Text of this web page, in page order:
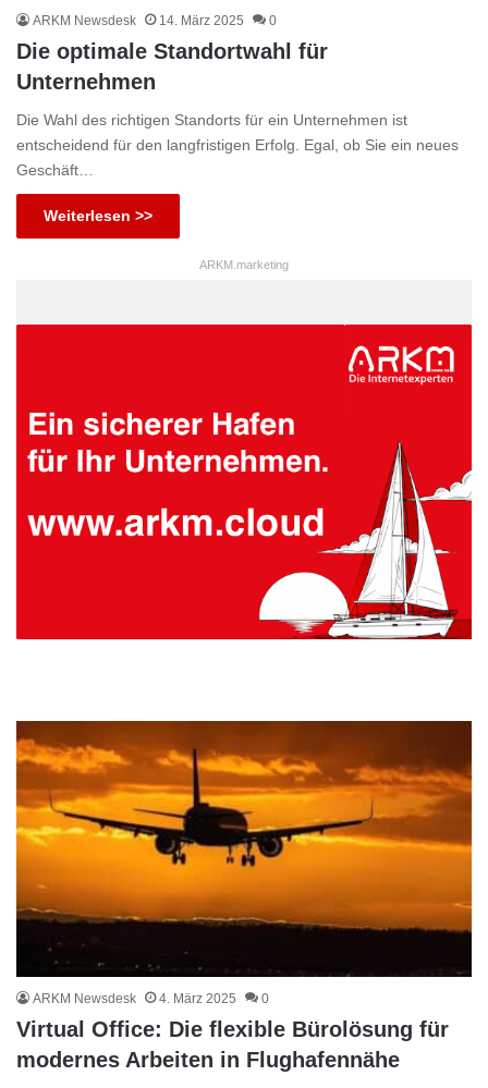
ARKM Newsdesk 14. März 2025 0
Die optimale Standortwahl für
Unternehmen
Die Wahl des richtigen Standorts für ein Unternehmen ist
entscheidend für den langfristigen Erfolg. Egal, ob Sie ein neues
Geschäft…
Weiterlesen >>
ARKM.marketing
ARKM Newsdesk 4. März 2025 0
Virtual Office: Die flexible Bürolösung für
modernes Arbeiten in Flughafennähe